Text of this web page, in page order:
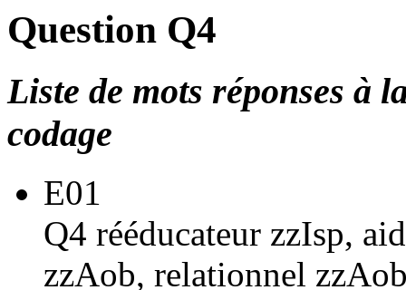
Question Q4
Liste de mots réponses à
codage
E01
Q4 rééducateur zzIsp,
zzAob, relationnel